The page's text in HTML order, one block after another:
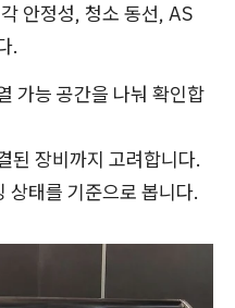
안정성, 청소 동선, AS
.
가능 공간을 나눠 확인합
된 장비까지 고려합니다.
상태를 기준으로 봅니다.